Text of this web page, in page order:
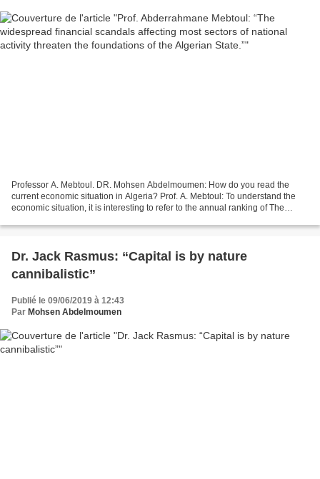
Professor A. Mebtoul. DR. Mohsen Abdelmoumen: How do you read the
current economic situation in Algeria? Prof. A. Mebtoul: To understand the
economic situation, it is interesting to refer to the annual ranking of The
Dr. Jack Rasmus: “Capital is by nature
cannibalistic”
Publié le 09/06/2019 à 12:43
Par Mohsen Abdelmoumen